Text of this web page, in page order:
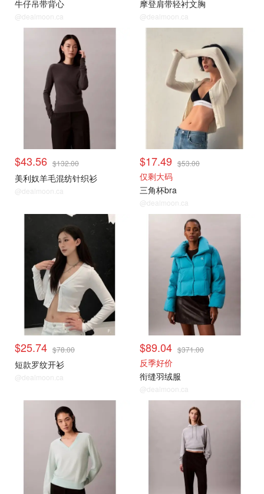
牛仔吊带背心
@dealmoon.ca
摩登肩带轻衬文胸
@dealmoon.ca
$43.56 $132.00
美利奴羊毛混纺针织衫
@dealmoon.ca
$17.49 $53.00
仅剩大码
三角杯bra
@dealmoon.ca
$25.74 $78.00
短款罗纹开衫
@dealmoon.ca
$89.04 $371.00
反季好价
衔缝羽绒服
@dealmoon.ca